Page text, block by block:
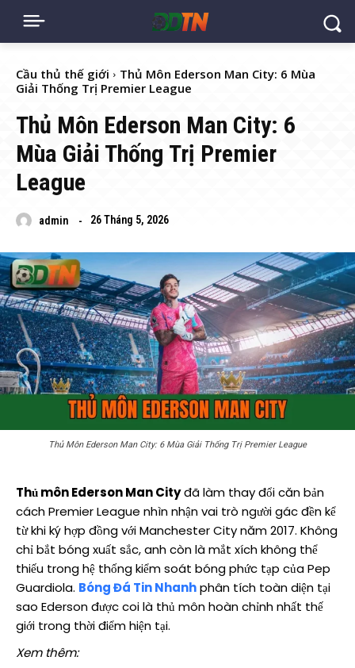
Cầu thủ thế giới
Thủ Môn Ederson Man City: 6 Mùa
Giải Thống Trị Premier League
Thủ Môn Ederson Man City: 6
Mùa Giải Thống Trị Premier
League
admin - 26 Tháng 5, 2026
Thủ Môn Ederson Man City: 6 Mùa Giải Thống Trị Premier League
Thủ môn Ederson Man Cityđã làm thay đổi căn bản
cách Premier League nhìn nhận vai trò người gác đền kể
từ khi ký hợp đồng với Manchester City năm 2017. Không
chỉ bắt bóng xuất sắc, anh còn là mắt xích không thể
thiếu trong hệ thống kiểm soát bóng phức tạp của Pep
Guardiola. Bóng Đá Tin Nhanhphân tích toàn diện tại
sao Ederson được coi là thủ môn hoàn chỉnh nhất thế
giới trong thời điểm hiện tại.
Xem thêm: